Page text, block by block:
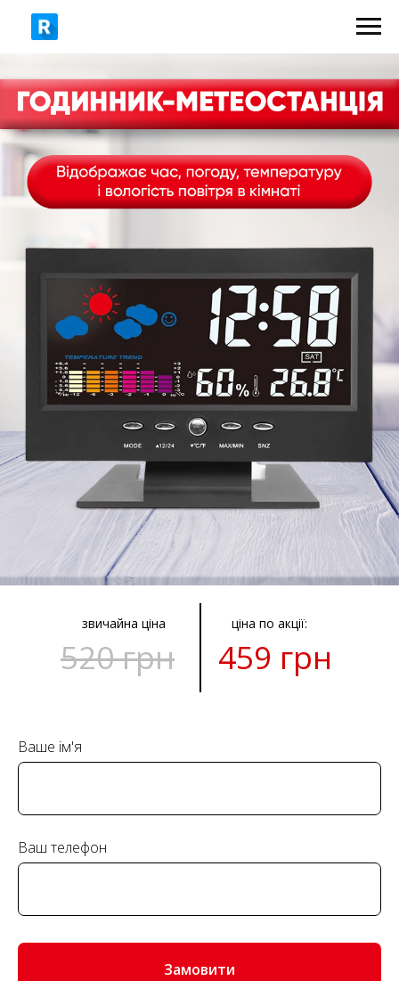
звичайна ціна
520 грн 459 грн
ціна по акції:
Ваше ім'я
Ваш телефон
Замовити